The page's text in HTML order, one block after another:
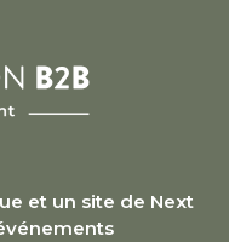
et un site de Next